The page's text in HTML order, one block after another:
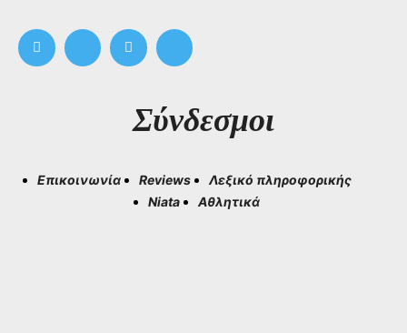
Σύνδεσμοι
Επικοινωνία Reviews
Λεξικό πληροφορικής
Niata
Αθλητικά